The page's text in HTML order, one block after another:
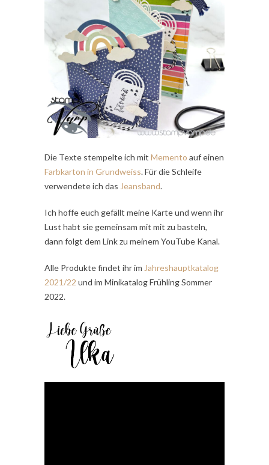
Die Texte stempelte ich mit Memento auf einen
Farbkarton in Grundweiss. Für die Schleife
verwendete ich das Jeansband.
Ich hoffe euch gefällt meine Karte und wenn ihr
Lust habt sie gemeinsam mit mit zu basteln,
dann folgt dem Link zu meinem YouTube Kanal.
Alle Produkte findet ihr im Jahreshauptkatalog
2021/22 und im Minikatalog Frühling Sommer
2022.